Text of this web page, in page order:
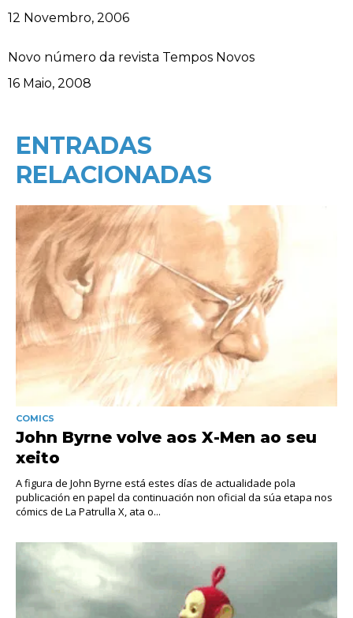
Data
12 Novembro, 2006
Novo número da revista Tempos Novos
Data
16 Maio, 2008
ENTRADAS
RELACIONADAS
COMICS
John Byrne volve aos X-Men ao seu
xeito
A figura de John Byrne está estes días de actualidade pola
publicación en papel da continuación non oficial da súa etapa nos
cómics de La Patrulla X, ata o...